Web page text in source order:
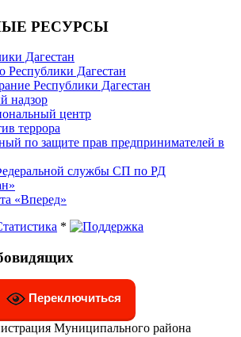
РЕСУРСЫ
Дагестан
Республики Дагестан
Республики Дагестан
надзор
центр
террора
по защите прав предпринимателей в
службы СП по РД
«Вперед»
*
Переключиться
Муниципального района